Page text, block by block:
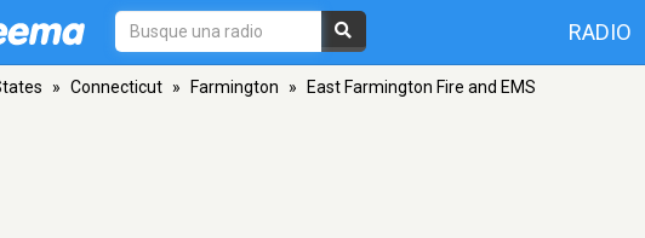
RADIO
» Connecticut » Farmington » East Farmington Fire and EMS